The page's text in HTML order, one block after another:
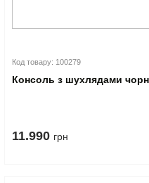
Код товару: 100279
Консоль з шухлядами
11.990 грн